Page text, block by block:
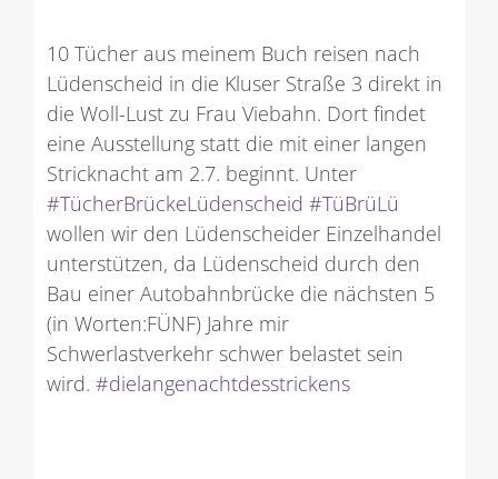
10 Tücher aus meinem Buch reisen nach
Lüdenscheid in die Kluser Straße 3 direkt in
die Woll-Lust zu Frau Viebahn. Dort findet
eine Ausstellung statt die mit einer langen
Stricknacht am 2.7. beginnt. Unter
#TücherBrückeLüdenscheid #TüBrüLü
wollen wir den Lüdenscheider Einzelhandel
unterstützen, da Lüdenscheid durch den
Bau einer Autobahnbrücke die nächsten 5
(in Worten:FÜNF) Jahre mir
Schwerlastverkehr schwer belastet sein
wird. #dielangenachtdesstrickens